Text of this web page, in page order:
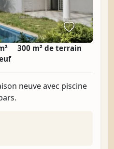
300 m² de terrain
neuve avec piscine